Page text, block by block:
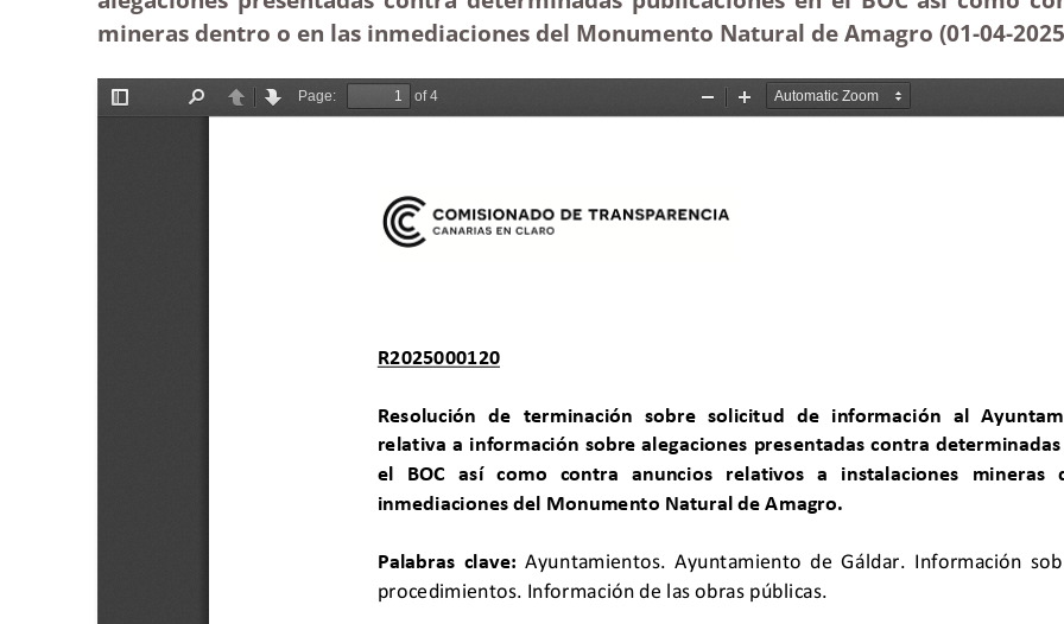
mineras dentro o en las inmediaciones del Monumento Natural de Amagro (01-04-